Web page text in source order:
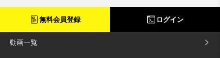
フォルムコントロールの参考にし
てみてください!...
無料会員登録 ログイン
動画一覧